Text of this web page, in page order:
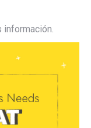
información.